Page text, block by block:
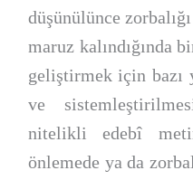
düşünülünce
maruz kalındığında
geliştirmek için bazı
ve
nitelikli edebî
önlemede ya da